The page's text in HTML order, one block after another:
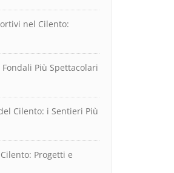
nel Cilento:
Più Spettacolari
Cilento: i Sentieri Più
Progetti e